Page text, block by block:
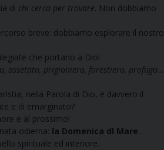
di chi cerca per trovare. Non dobbiamo
breve: dobbiamo esplorare il nostro
che portano a Dio!
assetato, prigioniero, forestiero, profugo…
nella Parola di Dio, è davvero il
e di emarginato?
e al prossimo!
odierna: la Domenica dl Mare.
spirituale ed interiore.